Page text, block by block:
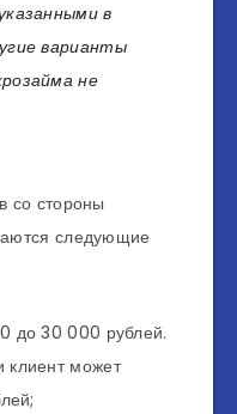
в
варианты
не
со стороны
следующие
до 30 000 рублей.
может